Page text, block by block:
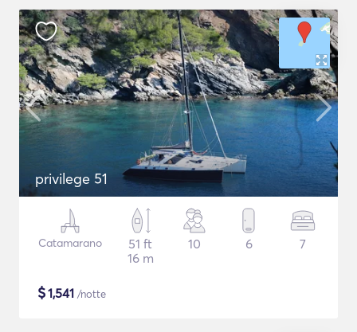
privilege 51
Catamarano
51 ft
16 m
10 6 7
$1,541 /notte